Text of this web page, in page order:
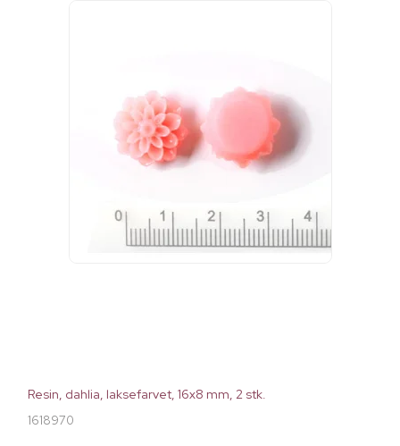
Resin, dahlia, laksefarvet, 16x8 mm, 2 stk.
1618970